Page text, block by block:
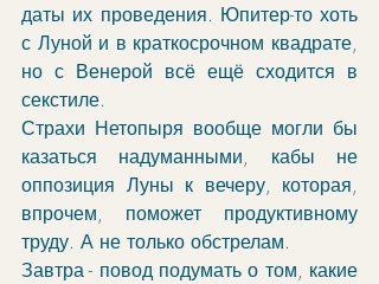
даты их проведения. Юпитер-то хоть
с Луной и в краткосрочном квадрате,
но с Венерой всё ещё сходится в
секстиле.
Страхи Нетопыря вообще могли бы
казаться надуманными, кабы не
оппозиция Луны к вечеру, которая,
впрочем, поможет продуктивному
труду. А не только обстрелам.
Завтра - повод подумать о том, какие